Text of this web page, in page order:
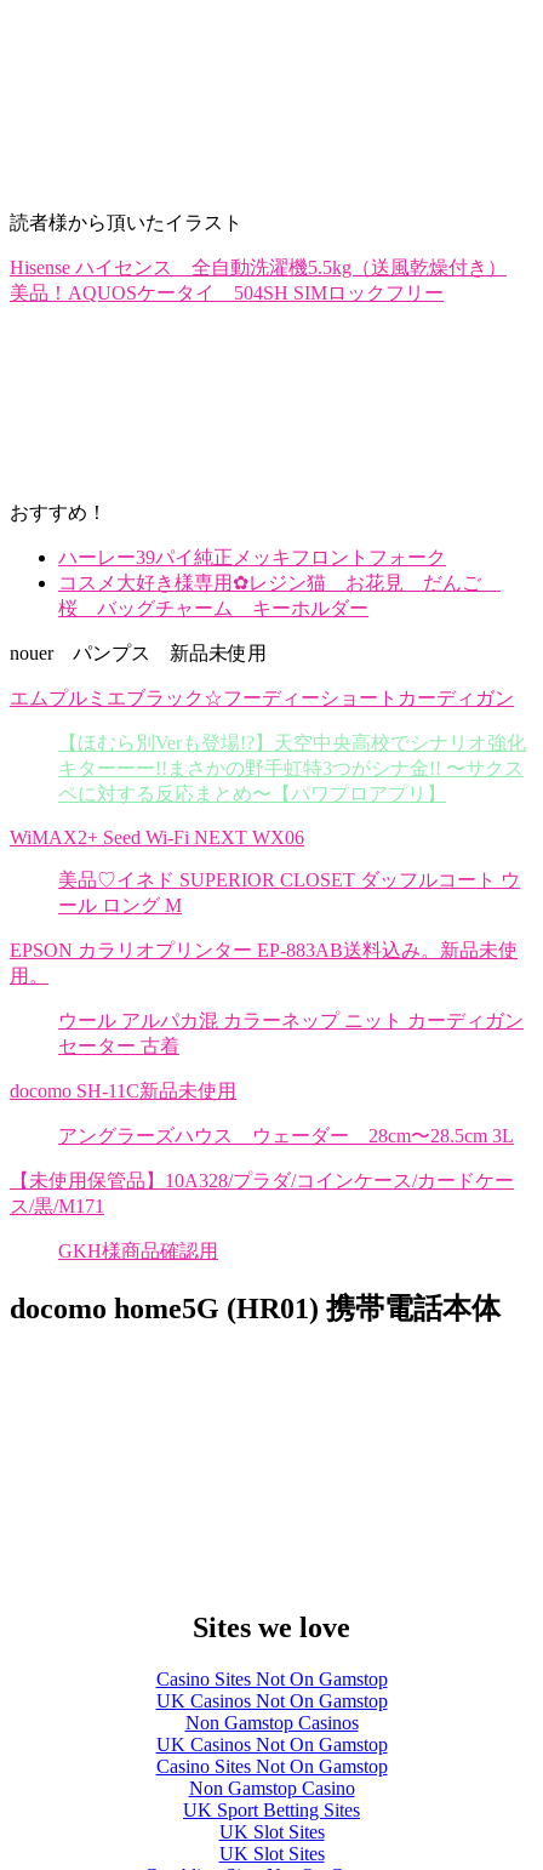
読者様から頂いたイラスト
Hisense ハイセンス 全自動洗濯機5.5kg（送風乾燥付き）
美品！AQUOSケータイ 504SH SIMロックフリー
おすすめ！
ハーレー39パイ純正メッキフロントフォーク
コスメ大好き様専用✿レジン猫 お花見 だんご
桜 バッグチャーム キーホルダー
nouer パンプス 新品未使用
エムプルミエブラック☆フーディーショートカーディガン
【ほむら別Verも登場!?】天空中央高校でシナリオ強化
キターーー!!まさかの野手虹特3つがシナ金!! 〜サクス
ペに対する反応まとめ〜【パワプロアプリ】
WiMAX2+ Seed Wi-Fi NEXT WX06
美品♡イネド SUPERIOR CLOSET ダッフルコート ウ
ール ロング M
EPSON カラリオプリンター EP-883AB送料込み。新品未使
用。
ウール アルパカ混 カラーネップ ニット カーディガン
セーター 古着
docomo SH-11C新品未使用
アングラーズハウス ウェーダー 28cm〜28.5cm 3L
【未使用保管品】10A328/プラダ/コインケース/カードケー
ス/黒/M171
GKH様商品確認用
docomo home5G (HR01) 携帯電話本体
Sites we love
Casino Sites Not On Gamstop
UK Casinos Not On Gamstop
Non Gamstop Casinos
UK Casinos Not On Gamstop
Casino Sites Not On Gamstop
Non Gamstop Casino
UK Sport Betting Sites
UK Slot Sites
UK Slot Sites